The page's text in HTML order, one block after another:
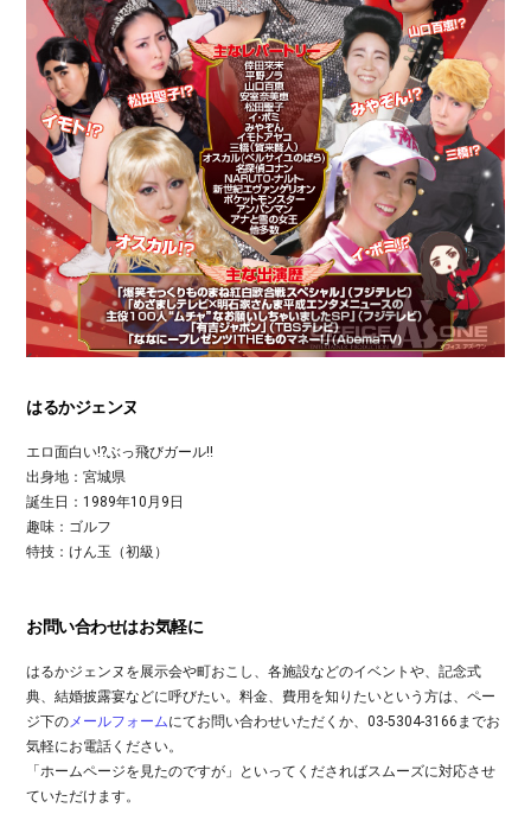
はるかジェンヌ
エロ面白い!?ぶっ飛びガール!!
出身地：宮城県
誕生日：1989年10月9日
趣味：ゴルフ
特技：けん玉（初級）
お問い合わせはお気軽に
はるかジェンヌを展示会や町おこし、各施設などのイベントや、記念式
典、結婚披露宴などに呼びたい。料金、費用を知りたいという方は、ペー
ジ下のメールフォームにてお問い合わせいただくか、03-5304-3166までお
気軽にお電話ください。
「ホームページを見たのですが」といってくださればスムーズに対応させ
ていただけます。